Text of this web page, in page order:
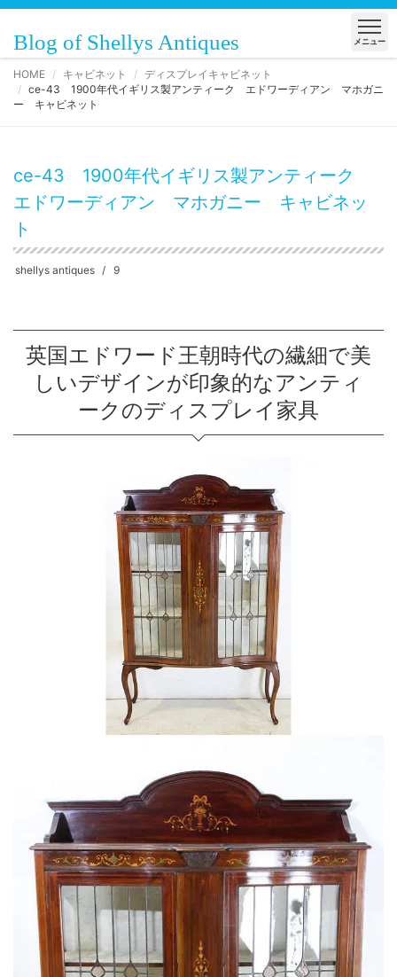
Blog of Shellys Antiques メニュー
HOME キャビネット
ディスプレイキャビネット
ce-43 1900年代イギリス製アンティーク エドワーディアン マホガニ
ー キャビネット
ce-43 1900年代イギリス製アンティーク
エドワーディアン マホガニー キャビネッ
ト
shellys antiques 9
英国エドワード王朝時代の繊細で美
しいデザインが印象的なアンティ
ークのディスプレイ家具